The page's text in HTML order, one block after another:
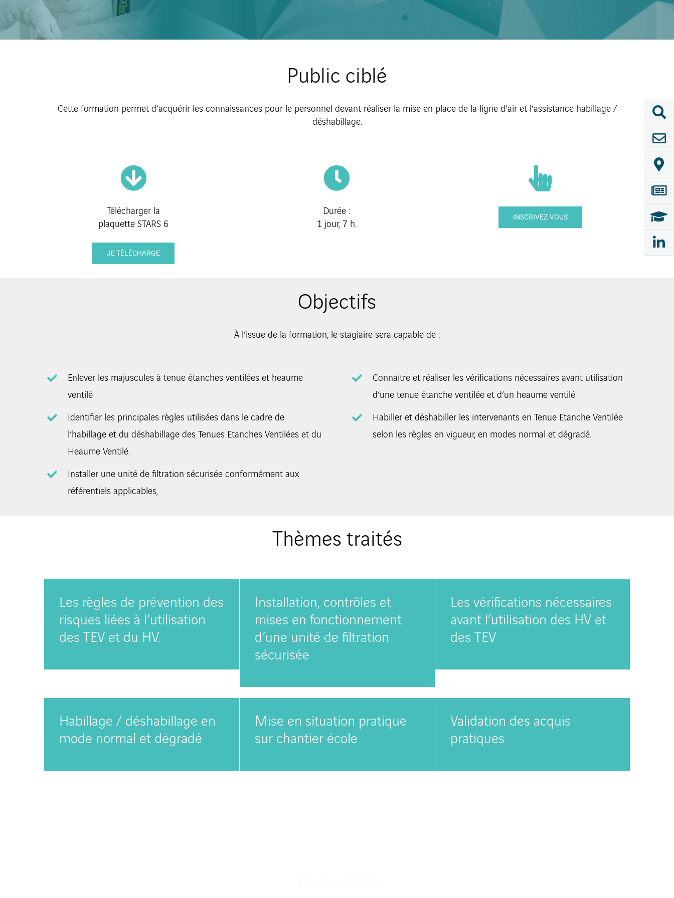
Public ciblé
Cette formation permet d’acquérir les connaissances pour le personnel devant réaliser la mise en place de la ligne d’air et l’assistance habillage /
déshabillage.
Télécharger la
plaquette STARS 6
JE TÉLÉCHARGE
Durée :
1 jour, 7 h.
INSCRIVEZ-VOUS
Objectifs
À l’issue de la formation, le stagiaire sera capable de :
Enlever les majuscules à tenue étanches ventilées et heaume
ventilé
Identifier les principales règles utilisées dans le cadre de
l’habillage et du déshabillage des Tenues Etanches Ventilées et du
Heaume Ventilé.
Installer une unité de filtration sécurisée conformément aux
référentiels applicables,
Connaitre et réaliser les vérifications nécessaires avant utilisation
d’une tenue étanche ventilée et d’un heaume ventilé
Habiller et déshabiller les intervenants en Tenue Etanche Ventilée
selon les règles en vigueur, en modes normal et dégradé.
Thèmes traités
Les règles de prévention des
risques liées à l’utilisation
des TEV et du HV.
Installation, contrôles et
mises en fonctionnement
d’une unité de filtration
sécurisée
Les vérifications nécessaires
avant l’utilisation des HV et
des TEV
Habillage / déshabillage en
mode normal et dégradé
Mise en situation pratique
sur chantier école
Validation des acquis
pratiques